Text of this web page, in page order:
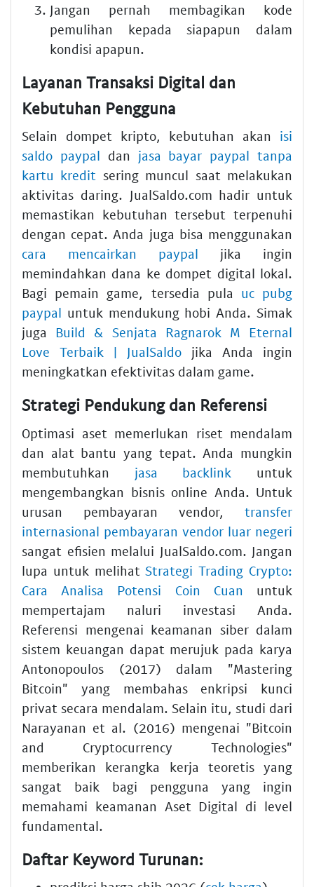
Jangan pernah membagikan kode
pemulihan kepada siapapun dalam
kondisi apapun.
Layanan Transaksi Digital dan
Kebutuhan Pengguna
Selain dompet kripto, kebutuhan akan isi
saldo paypal dan jasa bayar paypal tanpa
kartu kredit sering muncul saat melakukan
aktivitas daring. JualSaldo.com hadir untuk
memastikan kebutuhan tersebut terpenuhi
dengan cepat. Anda juga bisa menggunakan
cara mencairkan paypal jika ingin
memindahkan dana ke dompet digital lokal.
Bagi pemain game, tersedia pula uc pubg
paypal untuk mendukung hobi Anda. Simak
juga Build & Senjata Ragnarok M Eternal
Love Terbaik | JualSaldo jika Anda ingin
meningkatkan efektivitas dalam game.
Strategi Pendukung dan Referensi
Optimasi aset memerlukan riset mendalam
dan alat bantu yang tepat. Anda mungkin
membutuhkan jasa backlink untuk
mengembangkan bisnis online Anda. Untuk
urusan pembayaran vendor, transfer
internasional pembayaran vendor luar negeri
sangat efisien melalui JualSaldo.com. Jangan
lupa untuk melihatStrategi Trading Crypto:
Cara Analisa Potensi Coin Cuan untuk
mempertajam naluri investasi Anda.
Referensi mengenai keamanan siber dalam
sistem keuangan dapat merujuk pada karya
Antonopoulos (2017) dalam "Mastering
Bitcoin" yang membahas enkripsi kunci
privat secara mendalam. Selain itu, studi dari
Narayanan et al. (2016) mengenai "Bitcoin
and Cryptocurrency Technologies"
memberikan kerangka kerja teoretis yang
sangat baik bagi pengguna yang ingin
memahami keamanan Aset Digital di level
fundamental.
Daftar Keyword Turunan: